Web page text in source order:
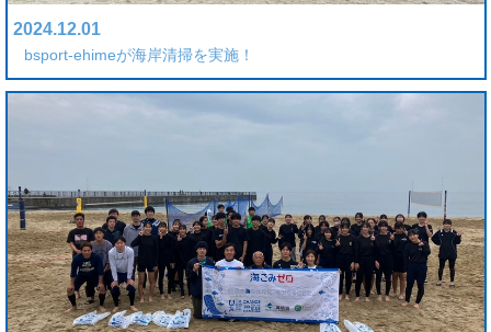
2024.12.01
bsport-ehimeが海岸清掃を実施！